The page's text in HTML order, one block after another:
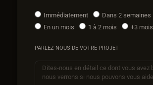
Immédiatement
Dans 2 semaines
En un mois
1 à 2 mois +3 mois
PARLEZ-NOUS DE VOTRE PROJET